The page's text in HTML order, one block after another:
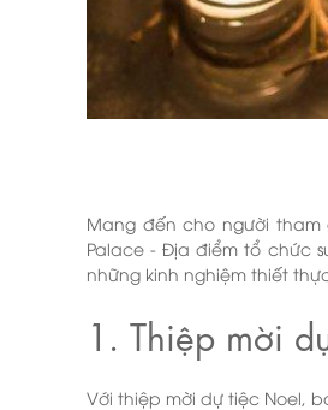
Mang đến cho người tham
Palace - Địa điểm tổ chức
những kinh nghiệm thiết
1. Thiệp mời
Với thiệp mời dự tiệc Noel,